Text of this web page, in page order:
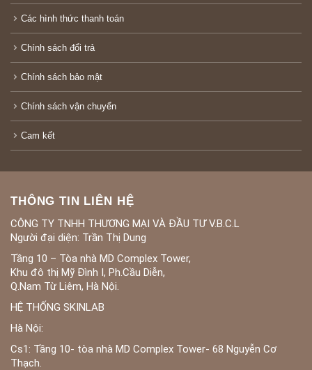
Các hình thức thanh toán
Chính sách đổi trả
Chính sách bảo mật
Chính sách vận chuyển
Cam kết
THÔNG TIN LIÊN HỆ
CÔNG TY TNHH THƯƠNG MẠI VÀ ĐẦU TƯ V.B.C.L
Người đại diện: Trần Thị Dung
Tầng 10 – Tòa nhà MD Complex Tower,
Khu đô thị Mỹ Đình I, Ph.Cầu Diễn,
Q.Nam Từ Liêm, Hà Nội.
HỆ THỐNG SKINLAB
Hà Nội:
Cs1: Tầng 10- tòa nhà MD Complex Tower- 68 Nguyễn Cơ
Thạch.